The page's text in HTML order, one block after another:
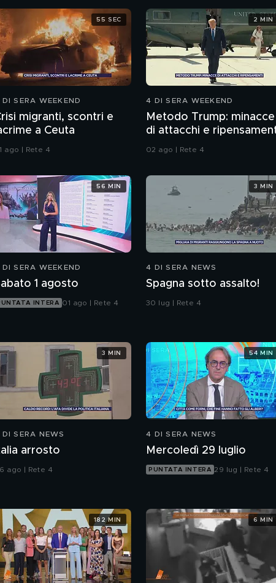
SERA WEEKEND
migranti, scontri e
a Ceuta
ago | Rete 4
55 SEC
4 DI SERA WEEKEND
Metodo Trump: minacce
di attacchi e
02 ago | Rete 4
2 MIN
SERA WEEKEND
1 agosto
INTERA 01 ago | Rete 4
56 MIN
4 DI SERA NEWS
Spagna sotto assalto!
30 lug | Rete 4
3 MIN
SERA NEWS
arrosto
ago | Rete 4
3 MIN
4 DI SERA NEWS
Mercoledì 29 luglio
PUNTATA INTERA 29 lug | Rete 4
54 MIN
182 MIN 6 MIN